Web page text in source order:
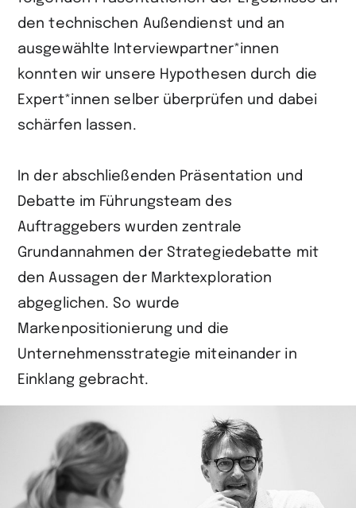
den technischen Außendienst und an
ausgewählte Interviewpartner*innen
konnten wir unsere Hypothesen durch die
Expert*innen selber überprüfen und dabei
schärfen lassen.
In der abschließenden Präsentation und
Debatte im Führungsteam des
Auftraggebers wurden zentrale
Grundannahmen der Strategiedebatte mit
den Aussagen der Marktexploration
abgeglichen. So wurde
Markenpositionierung und die
Unternehmensstrategie miteinander in
Einklang gebracht.